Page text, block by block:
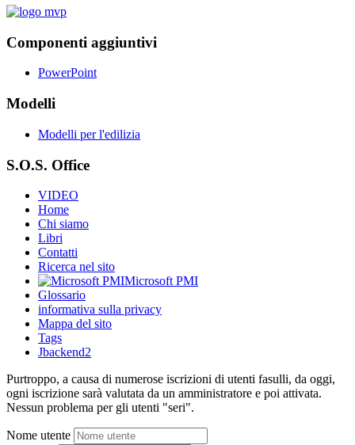
Componenti aggiuntivi
PowerPoint
Modelli
Modelli per l'edilizia
S.O.S. Office
VIDEO
Home
Chi siamo
Libri
Contatti
Ricerca nel sito
Microsoft PMI
Glossario
informativa sulla privacy
Mappa del sito
Tags
Jbackend2
Purtroppo, a causa di numerose iscrizioni di utenti fasulli, da oggi,
ogni iscrizione sarà valutata da un amministratore e poi attivata.
Nessun problema per gli utenti "seri".
Nome utente